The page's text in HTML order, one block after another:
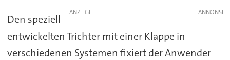
ANZEIGE
Den speziell
entwickelten Trichter mit einer Klappe in
verschiedenen Systemen fixiert der Anwender